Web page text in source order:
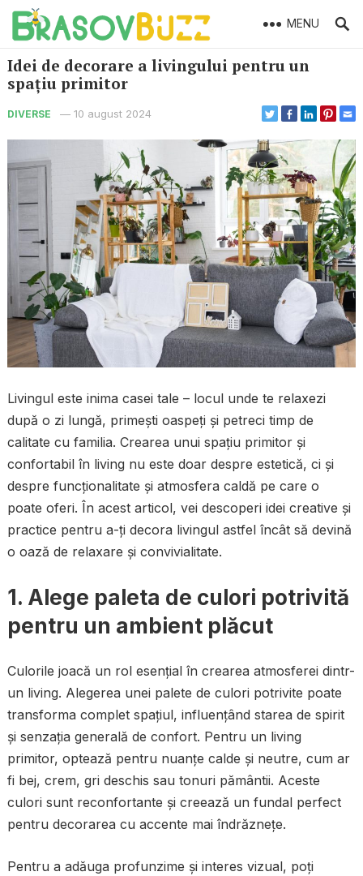
MENU
Idei de decorare a livingului pentru un
spațiu primitor
DIVERSE — 10 august 2024
Livingul este inima casei tale – locul unde te relaxezi
după o zi lungă, primești oaspeți și petreci timp de
calitate cu familia. Crearea unui spațiu primitor și
confortabil în living nu este doar despre estetică, ci și
despre funcționalitate și atmosfera caldă pe care o
poate oferi. În acest articol, vei descoperi idei creative și
practice pentru a-ți decora livingul astfel încât să devină
o oază de relaxare și convivialitate.
1. Alege paleta de culori potrivită
pentru un ambient plăcut
Culorile joacă un rol esențial în crearea atmosferei dintr-
un living. Alegerea unei palete de culori potrivite poate
transforma complet spațiul, influențând starea de spirit
și senzația generală de confort. Pentru un living
primitor, optează pentru nuanțe calde și neutre, cum ar
fi bej, crem, gri deschis sau tonuri pământii. Aceste
culori sunt reconfortante și creează un fundal perfect
pentru decorarea cu accente mai îndrăznețe.
Pentru a adăuga profunzime și interes vizual, poți